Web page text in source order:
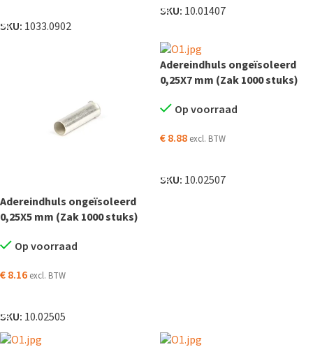
SKU: 1033.0902
SKU: 10.01407
Adereindhuls ongeïsoleerd
0,25X5 mm (Zak 1000 stuks)
Op voorraad
€8.16 excl. BTW
SKU: 10.02505
Adereindhuls ongeïsoleerd
0,25X7 mm (Zak 1000 stuks)
Op voorraad
€8.88 excl. BTW
SKU: 10.02507